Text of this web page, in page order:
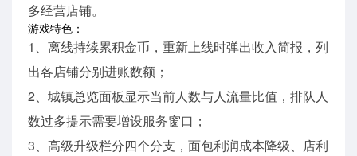
多经营店铺。
游戏特色：
1、离线持续累积金币，重新上线时弹出收入简报，列
出各店铺分别进账数额；
2、城镇总览面板显示当前人数与人流量比值，排队人
数过多提示需要增设服务窗口；
3、高级升级栏分四个分支，面包利润成本降级、店利